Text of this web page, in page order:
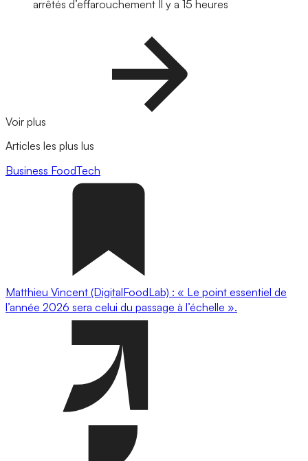
arrêtés d’effarouchement Il y a 15 heures
Voir plus
Articles les plus lus
Business FoodTech
Matthieu Vincent (DigitalFoodLab) : « Le point essentiel de
l’année 2026 sera celui du passage à l’échelle ».